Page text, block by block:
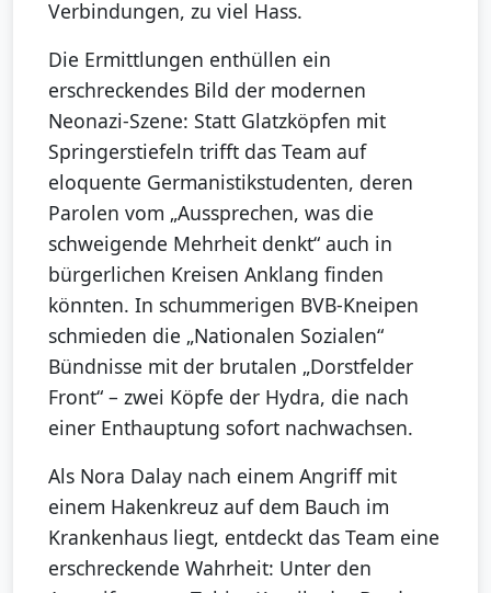
Verbindungen, zu viel Hass.
Die Ermittlungen enthüllen ein
erschreckendes Bild der modernen
Neonazi-Szene: Statt Glatzköpfen mit
Springerstiefeln trifft das Team auf
eloquente Germanistikstudenten, deren
Parolen vom „Aussprechen, was die
schweigende Mehrheit denkt“ auch in
bürgerlichen Kreisen Anklang finden
könnten. In schummerigen BVB-Kneipen
schmieden die „Nationalen Sozialen“
Bündnisse mit der brutalen „Dorstfelder
Front“ – zwei Köpfe der Hydra, die nach
einer Enthauptung sofort nachwachsen.
Als Nora Dalay nach einem Angriff mit
einem Hakenkreuz auf dem Bauch im
Krankenhaus liegt, entdeckt das Team eine
erschreckende Wahrheit: Unter den